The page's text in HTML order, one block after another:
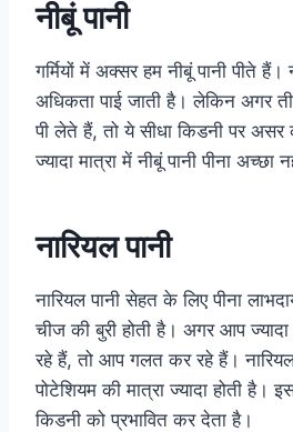
नीबूं पानी
गर्मियों में अक्सर हम नीबूं पानी पीते हैं।
अधिकता पाई जाती है। लेकिन अगर
पी लेते हैं, तो ये सीधा किडनी पर
ज्यादा मात्रा में नीबूं पानी पीना अच्छा
नारियल पानी
नारियल पानी सेहत के लिए पीना
चीज की बुरी होती है। अगर आप ज्यादा
रहे हैं, तो आप गलत कर रहे हैं।
पोटेशियम की मात्रा ज्यादा होती है।
किडनी को प्रभावित कर देता है।